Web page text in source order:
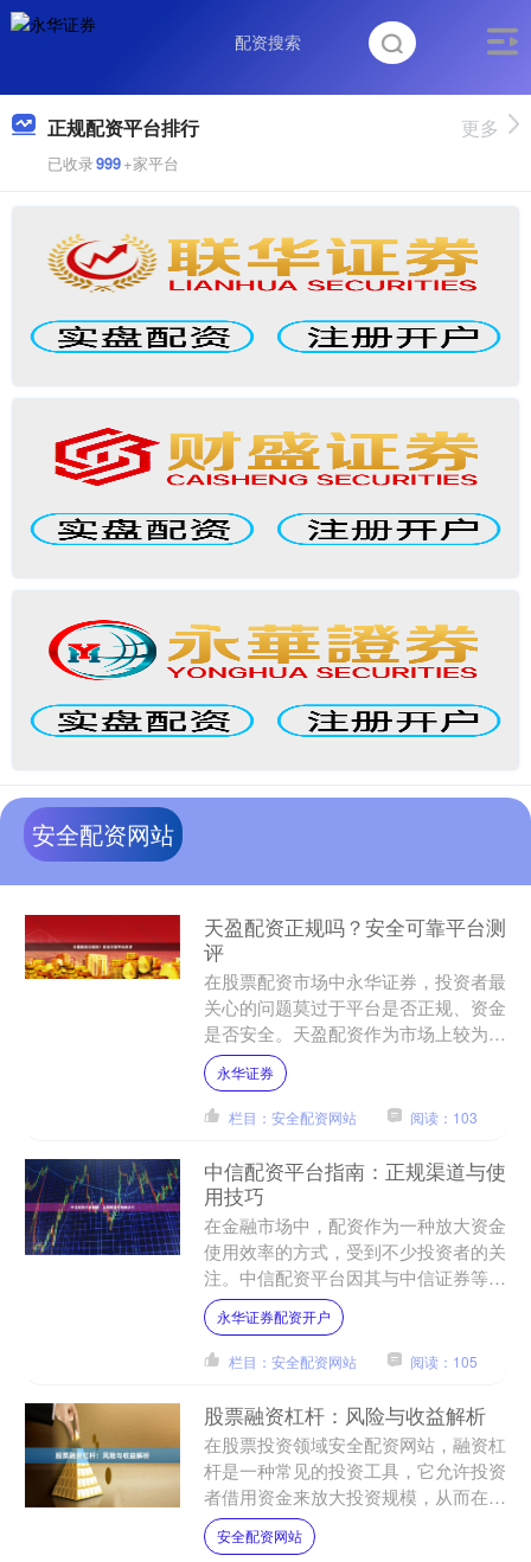
正规配资平台排行
已收录999+家平台
更多
安全配资网站
天盈配资正规吗？安全可靠平台测
评
在股票配资市场中永华证券，投资者最
关心的问题莫过于平台是否正规、资金
是否安全。天盈配资作为市场上较为活
跃的配资平台之一，其正规性和安全性
一直是用户关注的焦点。本....
永华证券
栏目：安全配资网站 阅读：103
中信配资平台指南：正规渠道与使
用技巧
在金融市场中，配资作为一种放大资金
使用效率的方式，受到不少投资者的关
注。中信配资平台因其与中信证券等知
名金融机构的关联性永华证券配资开
户，常被投资者提及。本文将....
永华证券配资开户
栏目：安全配资网站 阅读：105
股票融资杠杆：风险与收益解析
在股票投资领域安全配资网站，融资杠
杆是一种常见的投资工具，它允许投资
者借用资金来放大投资规模，从而在行
情向好时获得更高的收益。然而，杠杆
也是一把双刃剑，既能放大....
安全配资网站